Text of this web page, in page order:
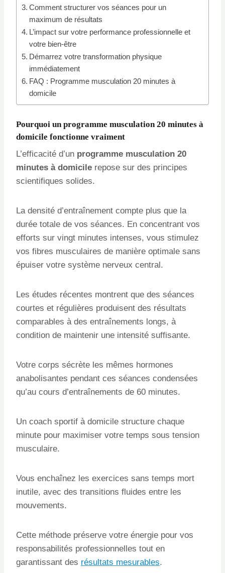
Comment structurer vos séances pour un
maximum de résultats
L’impact sur votre performance professionnelle et
votre bien-être
Démarrez votre transformation physique
immédiatement
FAQ : Programme musculation 20 minutes à
domicile
Pourquoi un programme musculation 20 minutes à
domicile fonctionne vraiment
L’efficacité d’un programme musculation 20
minutes à domicile repose sur des principes
scientifiques solides.
La densité d’entraînement compte plus que la
durée totale de vos séances. En concentrant vos
efforts sur vingt minutes intenses, vous stimulez
vos fibres musculaires de manière optimale sans
épuiser votre système nerveux central.
Les études récentes montrent que des séances
courtes et régulières produisent des résultats
comparables à des entraînements longs, à
condition de maintenir une intensité suffisante.
Votre corps sécrète les mêmes hormones
anabolisantes pendant ces séances condensées
qu’au cours d’entraînements de 60 minutes.
Un coach sportif à domicile structure chaque
minute pour maximiser votre temps sous tension
musculaire.
Vous enchaînez les exercices sans temps mort
inutile, avec des transitions fluides entre les
mouvements.
Cette méthode préserve votre énergie pour vos
responsabilités professionnelles tout en
garantissant des résultats mesurables.